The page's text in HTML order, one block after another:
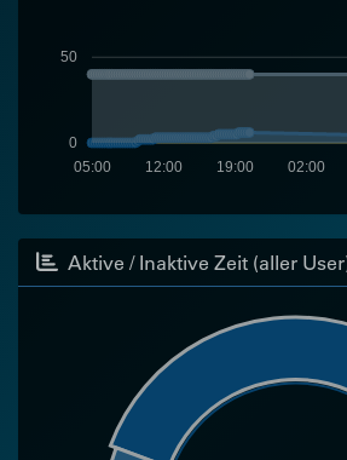
0
50
02:00
19:00
12:00
05:00
Aktive / Inaktive Zeit (aller